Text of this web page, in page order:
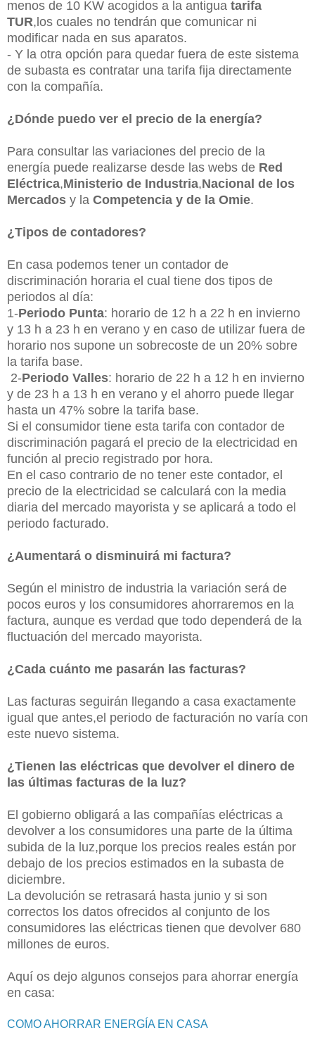
menos de 10 KW acogidos a la antigua tarifa
TUR,los cuales no tendrán que comunicar ni
modificar nada en sus aparatos.
- Y la otra opción para quedar fuera de este sistema
de subasta es contratar una tarifa fija directamente
con la compañía.
¿Dónde puedo ver el precio de la energía?
Para consultar las variaciones del precio de la
energía puede realizarse desde las webs de Red
Eléctrica,Ministerio de Industria,Nacional de los
Mercados y la Competencia y de la Omie.
¿Tipos de contadores?
En casa podemos tener un contador de
discriminación horaria el cual tiene dos tipos de
periodos al día:
1-Periodo Punta: horario de 12 h a 22 h en invierno
y 13 h a 23 h en verano y en caso de utilizar fuera de
horario nos supone un sobrecoste de un 20% sobre
la tarifa base.
2-Periodo Valles: horario de 22 h a 12 h en invierno
y de 23 h a 13 h en verano y el ahorro puede llegar
hasta un 47% sobre la tarifa base.
Si el consumidor tiene esta tarifa con contador de
discriminación pagará el precio de la electricidad en
función al precio registrado por hora.
En el caso contrario de no tener este contador, el
precio de la electricidad se calculará con la media
diaria del mercado mayorista y se aplicará a todo el
periodo facturado.
¿Aumentará o disminuirá mi factura?
Según el ministro de industria la variación será de
pocos euros y los consumidores ahorraremos en la
factura, aunque es verdad que todo dependerá de la
fluctuación del mercado mayorista.
¿Cada cuánto me pasarán las facturas?
Las facturas seguirán llegando a casa exactamente
igual que antes,el periodo de facturación no varía con
este nuevo sistema.
¿Tienen las eléctricas que devolver el dinero de
las últimas facturas de la luz?
El gobierno obligará a las compañías eléctricas a
devolver a los consumidores una parte de la última
subida de la luz,porque los precios reales están por
debajo de los precios estimados en la subasta de
diciembre.
La devolución se retrasará hasta junio y si son
correctos los datos ofrecidos al conjunto de los
consumidores las eléctricas tienen que devolver 680
millones de euros.
Aquí os dejo algunos consejos para ahorrar energía
en casa:
COMO AHORRAR ENERGÍA EN CASA